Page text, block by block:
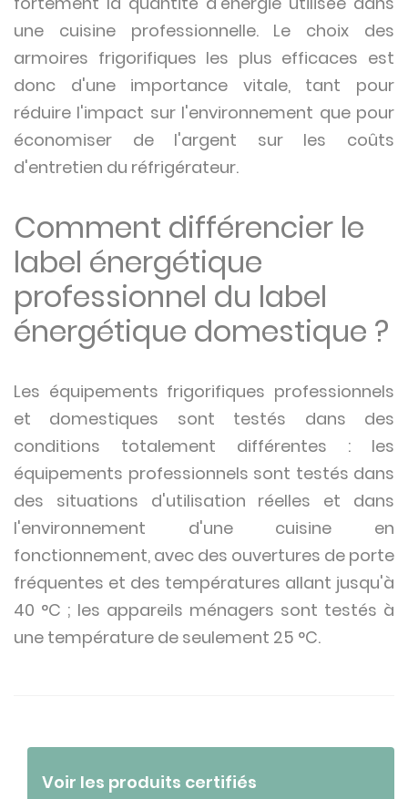
une cuisine professionnelle. Le choix des
armoires frigorifiques les plus efficaces est
donc d'une importance vitale, tant pour
réduire l'impact sur l'environnement que pour
économiser de l'argent sur les coûts
d'entretien du réfrigérateur.
Comment différencier le
label énergétique
professionnel du label
énergétique domestique ?
Les équipements frigorifiques professionnels
et domestiques sont testés dans des
conditions totalement différentes : les
équipements professionnels sont testés dans
des situations d'utilisation réelles et dans
l'environnement d'une cuisine en
fonctionnement, avec des ouvertures de porte
fréquentes et des températures allant jusqu'à
40 °C ; les appareils ménagers sont testés à
une température de seulement 25 °C.
Voir les produits certifiés